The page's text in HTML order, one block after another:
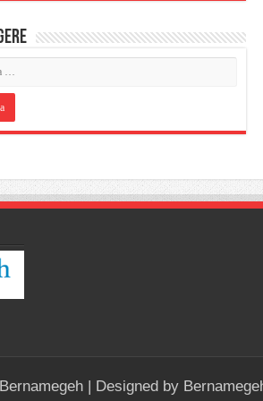
| Designed by